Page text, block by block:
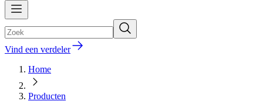
Vind een verdeler
Home
Producten